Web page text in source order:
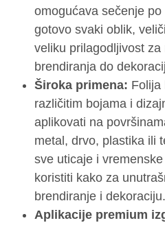
omogućava sečenje
gotovo svaki oblik,
veliku prilagodljivost
brendiranja do
Široka primena: Folija
različitim bojama i
aplikovati na
metal, drvo, plastika ili
sve uticaje i
koristiti kako za
brendiranje i dekoraciju.
Aplikacije premium